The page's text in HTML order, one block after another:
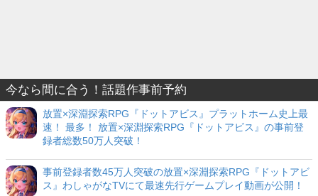
今なら間に合う！話題作事前予約
放置×深淵探索RPG『ドットアビス』プラットホーム史上最
速！ 最多！ 放置×深淵探索RPG『ドットアビス』の事前登
録者総数50万人突破！
事前登録者数45万人突破の放置×深淵探索RPG『ドットアビ
ス』わしゃがなTVにて最速先行ゲームプレイ動画が公開！